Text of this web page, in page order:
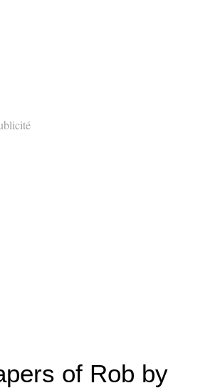
of Rob by